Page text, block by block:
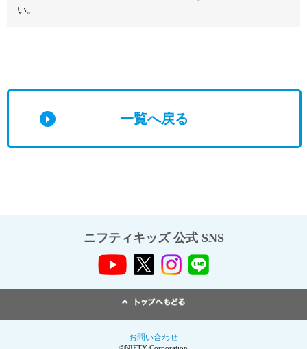
い。
一覧へ戻る
ニフティキッズ 公式 SNS
お問い合わせ